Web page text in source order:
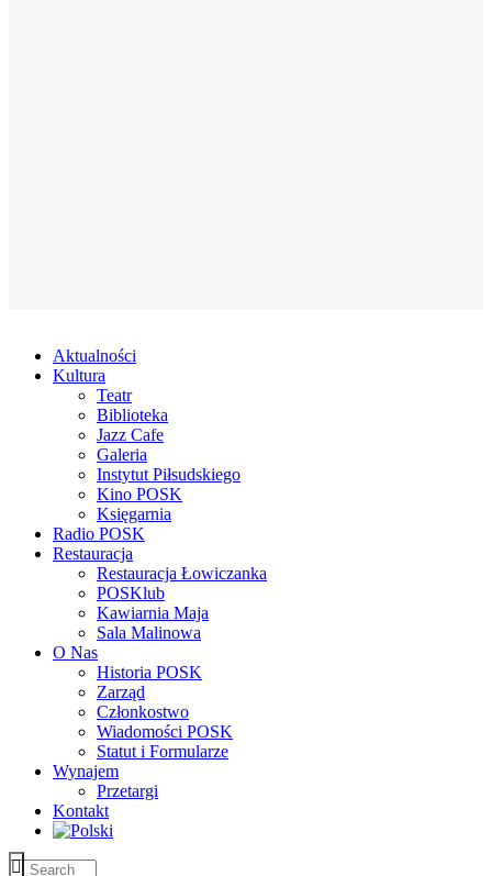
Aktualności
Kultura
Teatr
Biblioteka
Jazz Cafe
Galeria
Instytut Piłsudskiego
Kino POSK
Księgarnia
Radio POSK
Restauracja
Restauracja Łowiczanka
POSKlub
Kawiarnia Maja
Sala Malinowa
O Nas
Historia POSK
Zarząd
Członkostwo
Wiadomości POSK
Statut i Formularze
Wynajem
Przetargi
Kontakt